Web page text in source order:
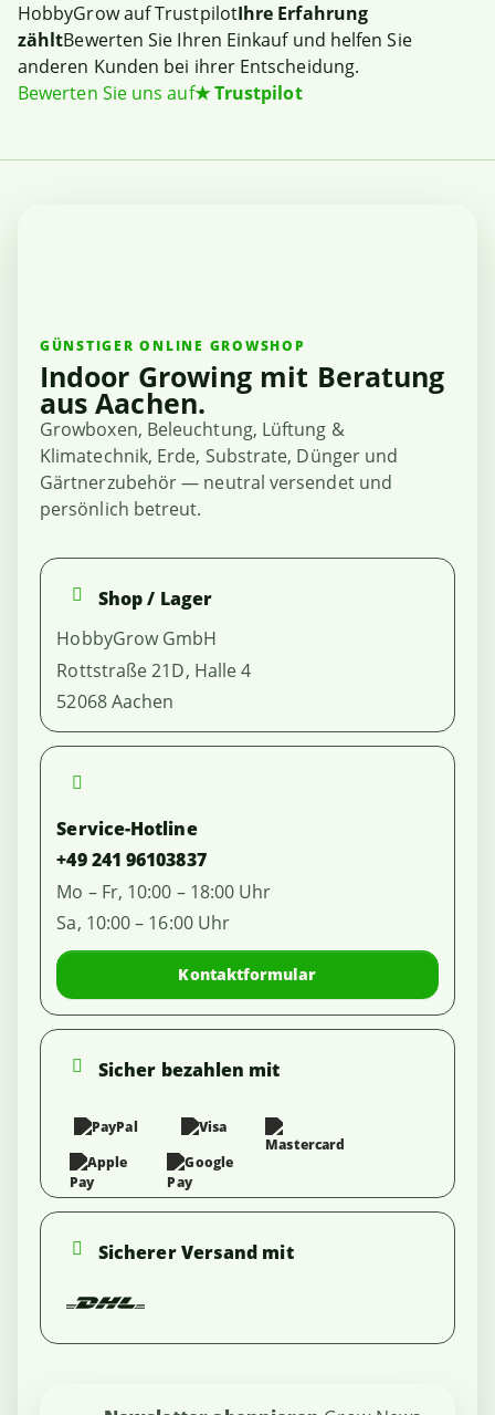
HobbyGrow auf TrustpilotIhre Erfahrung
zähltBewerten Sie Ihren Einkauf und helfen Sie
anderen Kunden bei ihrer Entscheidung.
Bewerten Sie uns auf★Trustpilot
GÜNSTIGER ONLINE GROWSHOP
Indoor Growing mit Beratung
aus Aachen.
Growboxen, Beleuchtung, Lüftung &
Klimatechnik, Erde, Substrate, Dünger und
Gärtnerzubehör — neutral versendet und
persönlich betreut.
Shop / Lager
HobbyGrow GmbH
Rottstraße 21D, Halle 4
52068 Aachen
Service-Hotline
+49 241 96103837
Mo – Fr, 10:00 – 18:00 Uhr
Sa, 10:00 – 16:00 Uhr
Kontaktformular
Sicher bezahlen mit
Sicherer Versand mit